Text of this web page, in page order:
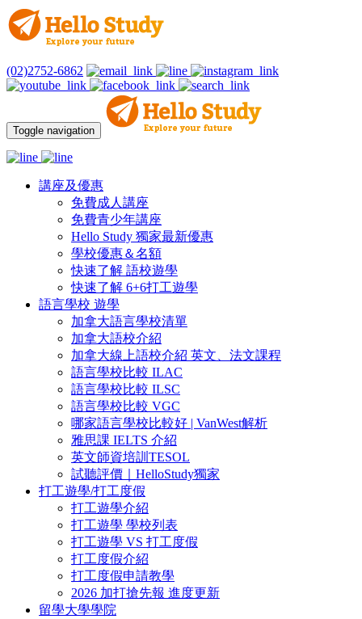
(02)2752-6862
Toggle navigation
講座及優惠
免費成人講座
免費青少年講座
Hello Study 獨家最新優惠
學校優惠＆名額
快速了解 語校遊學
快速了解 6+6打工遊學
語言學校 遊學
加拿大語言學校清單
加拿大語校介紹
加拿大線上語校介紹 英文、法文課程
語言學校比較 ILAC
語言學校比較 ILSC
語言學校比較 VGC
哪家語言學校比較好 | VanWest解析
雅思課 IELTS 介紹
英文師資培訓TESOL
試聽評價｜HelloStudy獨家
打工遊學/打工度假
打工遊學介紹
打工遊學 學校列表
打工遊學 VS 打工度假
打工度假介紹
打工度假申請教學
2026 加打搶先報 進度更新
留學大學學院